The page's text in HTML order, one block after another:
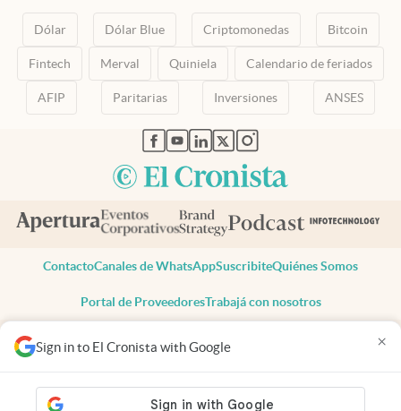
Sign in to El Cronista with Google ×
Dólar Dólar Blue Criptomonedas Bitcoin
Fintech Merval Quiniela Calendario de feriados
AFIP Paritarias Inversiones ANSES
abre en nueva pestaña
abre en nueva pestaña
abre en nueva pestaña
abre en nueva pestaña
abre en nueva pestaña
ContactoCanales de WhatsAppSuscribiteQuiénes Somos
Portal de ProveedoresTrabajá con nosotros
Todos los derechos reservados
Privacidad
Consentimiento